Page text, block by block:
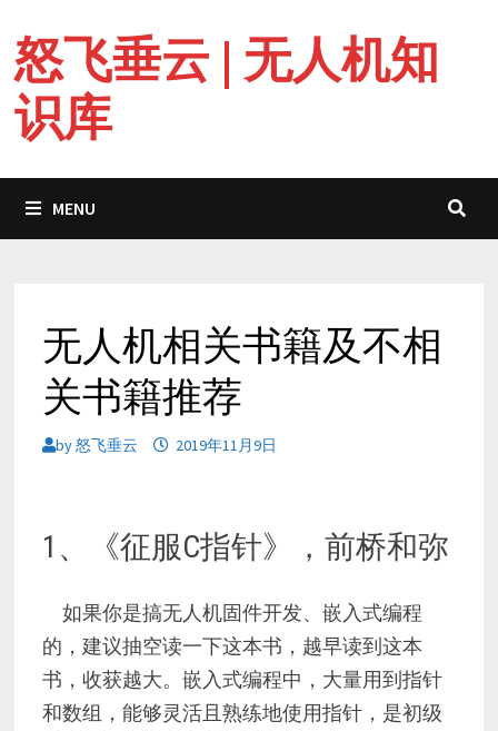
to
content
怒飞垂云 | 无人机知
识库
MENU
无人机相关书籍及不相
关书籍推荐
by怒飞垂云 2019年11月9日
1、《征服C指针》，前桥和弥
如果你是搞无人机固件开发、嵌入式编程
的，建议抽空读一下这本书，越早读到这本
书，收获越大。嵌入式编程中，大量用到指针
和数组，能够灵活且熟练地使用指针，是初级